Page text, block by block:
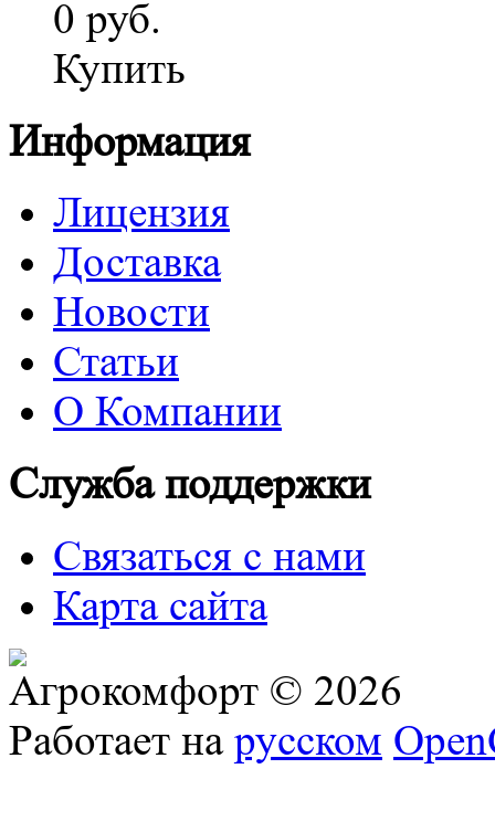
0 руб.
Купить
Информация
Лицензия
Доставка
Новости
Статьи
О Компании
Служба поддержки
Связаться с нами
Карта сайта
Агрокомфорт © 2026
Работает на русском